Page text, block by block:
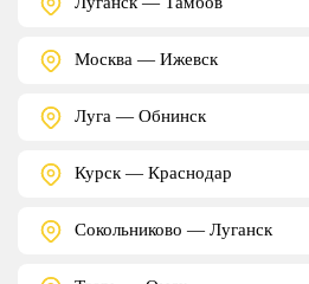
Москва — Ижевск
Луга — Обнинск
Курск — Краснодар
Сокольниково — Луганск